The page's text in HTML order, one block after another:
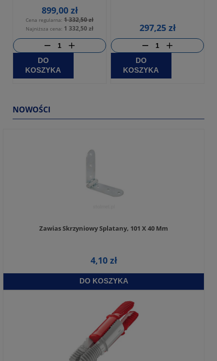
899,00 zł
Cena regularna: 1 332,50 zł
Najniższa cena: 1 332,50 zł
DO
KOSZYKA
297,25 zł
DO
KOSZYKA
NOWOŚCI
Zawias Skrzyniowy Splatany, 101 X 40 Mm
4,10 zł
DO KOSZYKA